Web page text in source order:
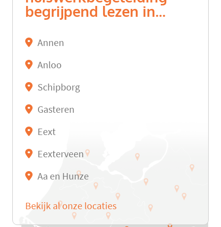
begrijpend lezen in...
Annen
Anloo
Schipborg
Gasteren
Eext
Eexterveen
Aa en Hunze
Bekijk al onze locaties